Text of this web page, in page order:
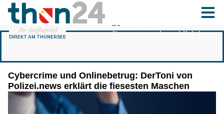
Cybercrime und Onlinebetrug: DerToni von
Polizei.news erklärt die fiesesten Maschen